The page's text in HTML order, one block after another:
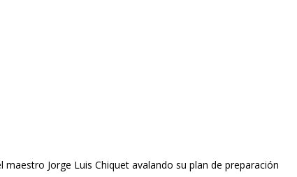
Jorge Luis Chiquet avalando su plan de preparación